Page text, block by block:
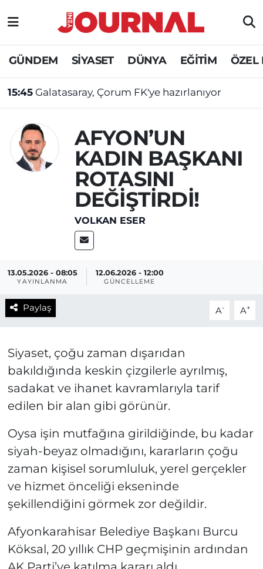
GÜNDEM SİYASET DÜNYA EĞİTİM ÖZEL
15:45 Galatasaray, Çorum FK'ye hazırlanıyor
AFYON’UN
KADIN BAŞKANI
ROTASINI
DEĞİŞTİRDİ!
VOLKAN ESER
13.05.2026 - 08:05
YAYINLANMA
12.06.2026 - 12:00
GÜNCELLEME
Paylaş A- A+
Siyaset, çoğu zaman dışarıdan
bakıldığında keskin çizgilerle ayrılmış,
sadakat ve ihanet kavramlarıyla tarif
edilen bir alan gibi görünür.
Oysa işin mutfağına girildiğinde, bu kadar
siyah-beyaz olmadığını, kararların çoğu
zaman kişisel sorumluluk, yerel gerçekler
ve hizmet önceliği ekseninde
şekillendiğini görmek zor değildir.
Afyonkarahisar Belediye Başkanı Burcu
Köksal, 20 yıllık CHP geçmişinin ardından
GÜNDEM
SİYASET
DÜNYA
EĞİTİM
ÖZEL HABER
Nöbetçi Eczaneler
Hava Durumu
Süper Lig Puan Durumu ve Fikstür
Tüm Manşetler
Son Dakika Haberleri
Haber Arşivi